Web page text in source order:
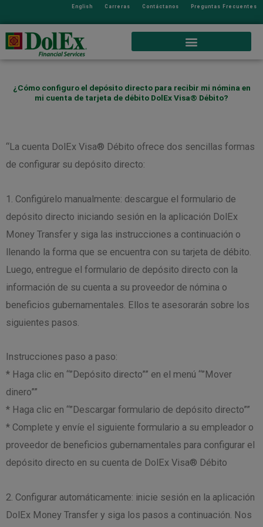
English Carreras Contáctanos Preguntas Frecuentes
¿Cómo configuro el depósito directo para recibir mi nómina en
mi cuenta de tarjeta de débito DolEx Visa® Débito?
“La cuenta DolEx Visa® Débito ofrece dos sencillas formas
de configurar su depósito directo:
1. Configúrelo manualmente: descargue el formulario de
depósito directo iniciando sesión en la aplicación DolEx
Money Transfer y siga las instrucciones a continuación o
llenando la forma que se encuentra con su tarjeta de débito.
Luego, entregue el formulario de depósito directo con la
información de su cuenta a su proveedor de nómina o
beneficios gubernamentales. Ellos te asesorarán sobre los
siguientes pasos.
Instrucciones paso a paso:
* Haga clic en “”Depósito directo”” en el menú “”Mover
dinero””
* Haga clic en “”Descargar formulario de depósito directo””
* Complete y envíe el siguiente formulario a su empleador o
proveedor de beneficios gubernamentales para configurar el
depósito directo en su cuenta de DolEx Visa® Débito
2. Configurar automáticamente: inicie sesión en la aplicación
DolEx Money Transfer y siga los pasos a continuación. Nos